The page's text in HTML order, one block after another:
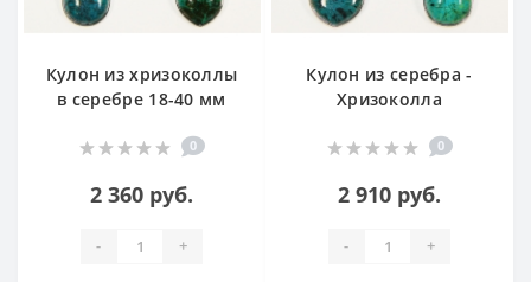
Кулон из хризоколлы
в серебре 18-40 мм
0
2 360 руб.
- +
Кулон из серебра -
Хризоколла
0
2 910 руб.
- +